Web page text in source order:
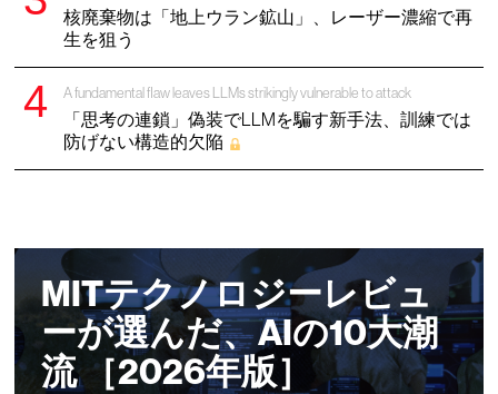
核廃棄物は「地上ウラン鉱山」、レーザー濃縮で再
生を狙う
A fundamental flaw leaves LLMs strikingly vulnerable to attack
「思考の連鎖」偽装でLLMを騙す新手法、訓練では
防げない構造的欠陥
MITテクノロジーレビュ
ーが選んだ、AIの10大潮
流 ［2026年版］